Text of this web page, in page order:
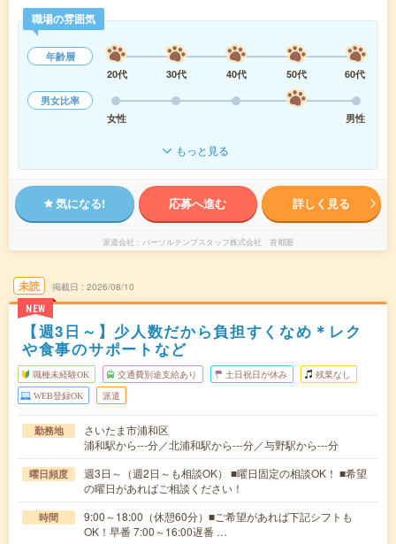
職場の雰囲気
年齢層
20代
30代 40代 50代
60代
男女比率
女性
男性
もっと見る
気になる! 応募へ進む 詳しく見る
派遣会社 パーソルテンプスタッフ株式会社 首都圏
未読
NEW
掲載日 2026/08/10
【週3日～】少人数だから負担すくなめ＊レク
や食事のサポートなど
職種未経験OK 交通費別途支給あり 土日祝日が休み 残業なし
WEB登録OK 派遣
勤務地
さいたま市浦和区
浦和駅から---分／北浦和駅から---分／与野駅から---分
曜日頻度
週3日～（週2日～も相談OK） ■曜日固定の相談OK！ ■希望
の曜日があればご相談ください！
時間
9:00～18:00（休憩60分）■ご希望があれば下記シフトも
OK！早番 7:00～16:00遅番 …